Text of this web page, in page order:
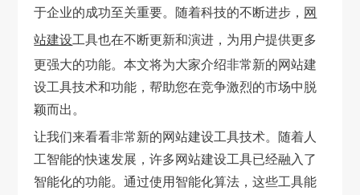
于企业的成功至关重要。随着科技的不断进步， 网
站建设工具也在不断更新和演进，为用户提供更多
更强大的功能。本文将为大家介绍非常新的网站建
设工具技术和功能，帮助您在竞争激烈的市场中脱
颖而出。
让我们来看看非常新的网站建设工具技术。随着人
工智能的快速发展，许多网站建设工具已经融入了
智能化的功能。通过使用智能化算法，这些工具能